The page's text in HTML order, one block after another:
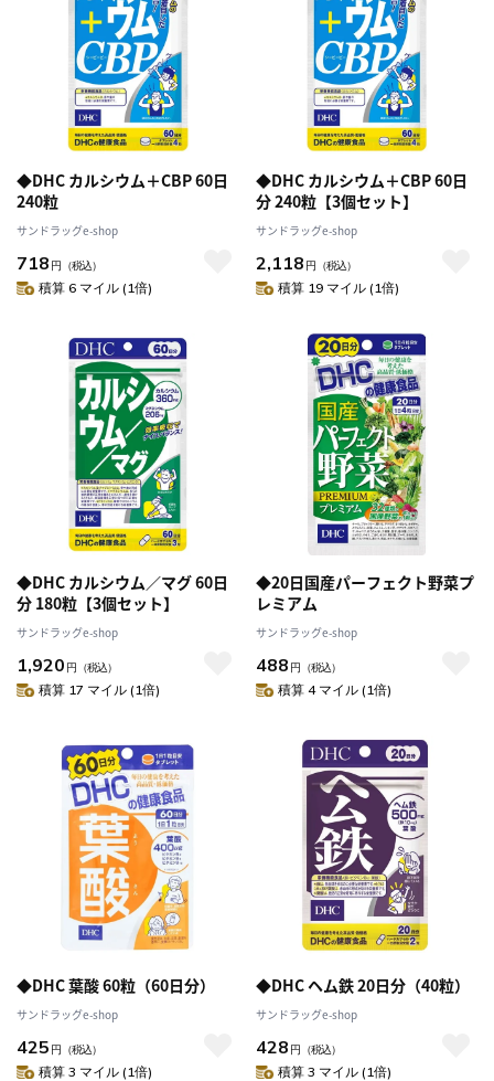
◆DHC カルシウム＋CBP 60日
240粒
サンドラッグe-shop
718 円 （税込）
積算 6 マイル (1倍)
◆DHC カルシウム＋CBP 60日
分 240粒【3個セット】
サンドラッグe-shop
2,118 円 （税込）
積算 19 マイル (1倍)
◆DHC カルシウム／マグ 60日
分 180粒【3個セット】
サンドラッグe-shop
1,920 円 （税込）
積算 17 マイル (1倍)
◆20日国産パーフェクト野菜プ
レミアム
サンドラッグe-shop
488 円 （税込）
積算 4 マイル (1倍)
◆DHC 葉酸 60粒（60日分）
サンドラッグe-shop
425 円 （税込）
積算 3 マイル (1倍)
◆DHC ヘム鉄 20日分（40粒）
サンドラッグe-shop
428 円 （税込）
積算 3 マイル (1倍)